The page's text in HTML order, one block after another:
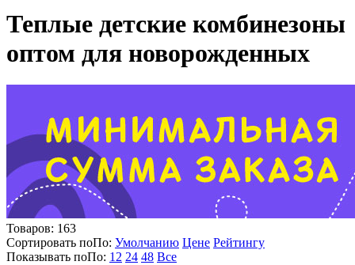
Теплые детские комбинезоны
оптом для новорожденных
Товаров: 163
Сортировать поПо: Умолчанию Цене Рейтингу
Показывать поПо: 12 24 48 Все